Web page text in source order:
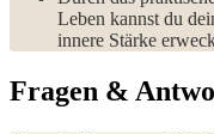
Leben⁣ kannst du
innere ⁤Stärke
Fragen &